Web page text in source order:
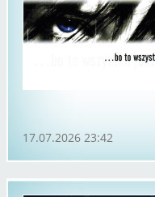
17.07.2026 23:42